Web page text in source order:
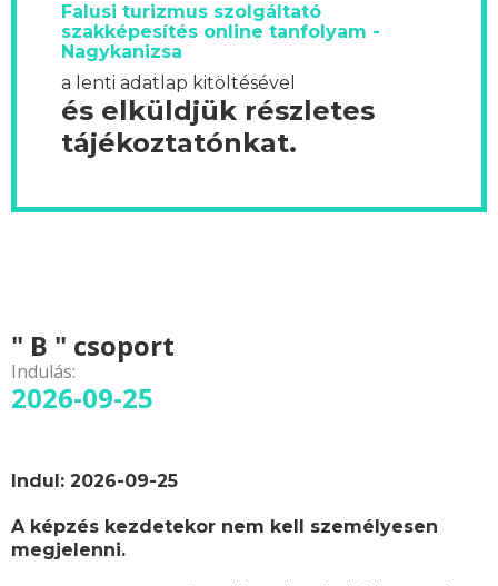
Falusi turizmus szolgáltató
szakképesítés online tanfolyam -
Nagykanizsa
a lenti adatlap kitöltésével
és elküldjük részletes
tájékoztatónkat.
" B " csoport
Indulás:
2026-09-25
Indul: 2026-09-25
A képzés kezdetekor nem kell személyesen
megjelenni.